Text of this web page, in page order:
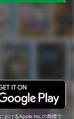
おけるApple Inc.の商標で